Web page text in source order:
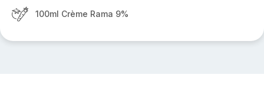
100ml Crème Rama 9%